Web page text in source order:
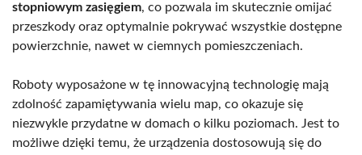
stopniowym zasięgiem, co pozwala im skutecznie omijać
przeszkody oraz optymalnie pokrywać wszystkie dostępne
powierzchnie, nawet w ciemnych pomieszczeniach.
Roboty wyposażone w tę innowacyjną technologię mają
zdolność zapamiętywania wielu map, co okazuje się
niezwykle przydatne w domach o kilku poziomach. Jest to
możliwe dzięki temu, że urządzenia dostosowują się do